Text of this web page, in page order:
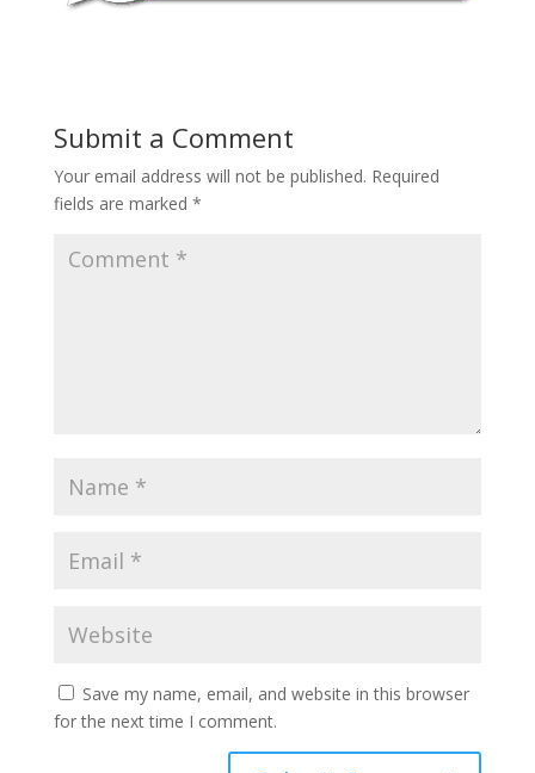
Submit a Comment
Your email address will not be published. Required
fields are marked *
Save my name, email, and website in this browser
for the next time I comment.